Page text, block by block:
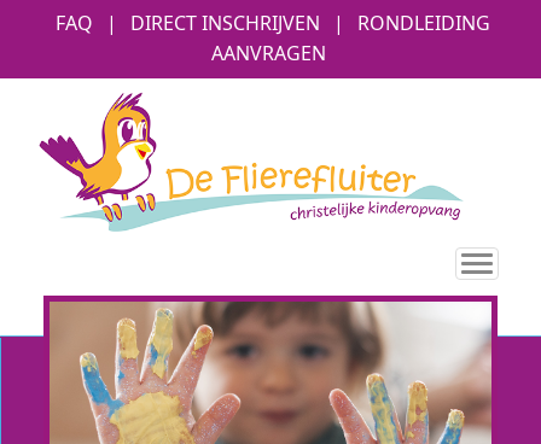
FAQ | DIRECT INSCHRIJVEN |
RONDLEIDING
AANVRAGEN